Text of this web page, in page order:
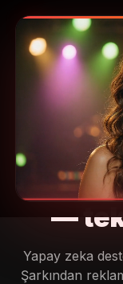
SESİ AÇMAK
—
Yapay zeka
Şarkından